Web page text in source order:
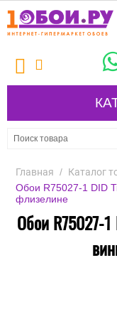
Главная / Каталог
Обои R75027-1 DID
флизелине
Обои R75027-